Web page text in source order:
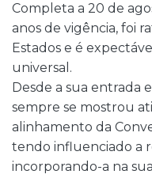
Completa a 20 de
anos de vigência, foi
Estados e é
universal.
Desde a sua entrada
sempre se mostrou
alinhamento da
tendo influenciado a
incorporando-a na